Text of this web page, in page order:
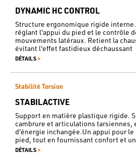
DYNAMIC HC CONTROL
Structure ergonomique rigide
réglant l'appui du pied et le contrôle
mouvements latéraux. Retient la
évitant l'effet fastidieux déchaussant
DÉTAILS >
Stabilité Torsion
STABILACTIVE
Support en matière plastique rigide.
cambrure et articulations tarsiennes,
d'énergie inchangée.Un appui pour
pied, tout en fournissant confort et
DÉTAILS >